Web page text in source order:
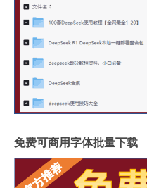
免费可商用字体批量下载